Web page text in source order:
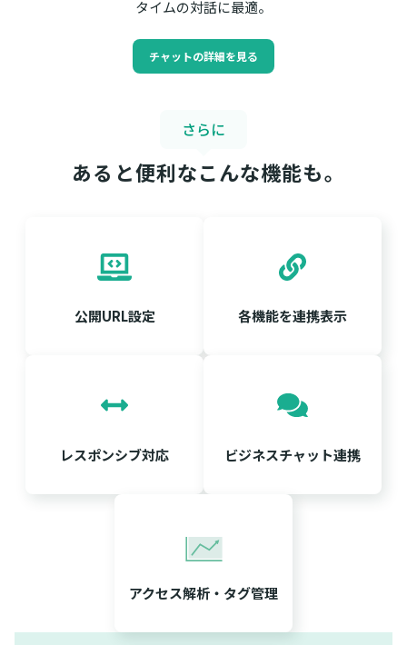
タイムの対話に最適。
チャットの詳細を見る
さらに
あると便利なこんな機能も｡
公開URL設定 各機能を連携表示
レスポンシブ対応 ビジネスチャット連携
アクセス解析・タグ管理